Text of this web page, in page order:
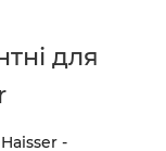
для
-